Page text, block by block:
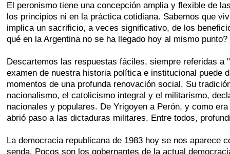
El peronismo tiene una concepción amplia y flexible de
los principios ni en la práctica cotidiana. Sabemos que
implica un sacrificio, a veces significativo, de los
qué en la Argentina no se ha llegado hoy al mismo punto?
Descartemos las respuestas fáciles, siempre referidas
examen de nuestra historia política e institucional puede
momentos de una profunda renovación social. Su
nacionalismo, el catolicismo integral y el militarismo,
nacionales y populares. De Yrigoyen a Perón, y como
abrió paso a las dictaduras militares. Entre todos,
La democracia republicana de 1983 hoy se nos aparece
senda. Pocos son los gobernantes de la actual